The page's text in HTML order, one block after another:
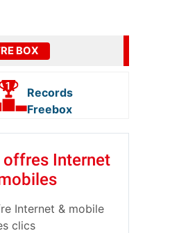
BOX
Records
Freebox
offres Internet
Internet & mobile
clics